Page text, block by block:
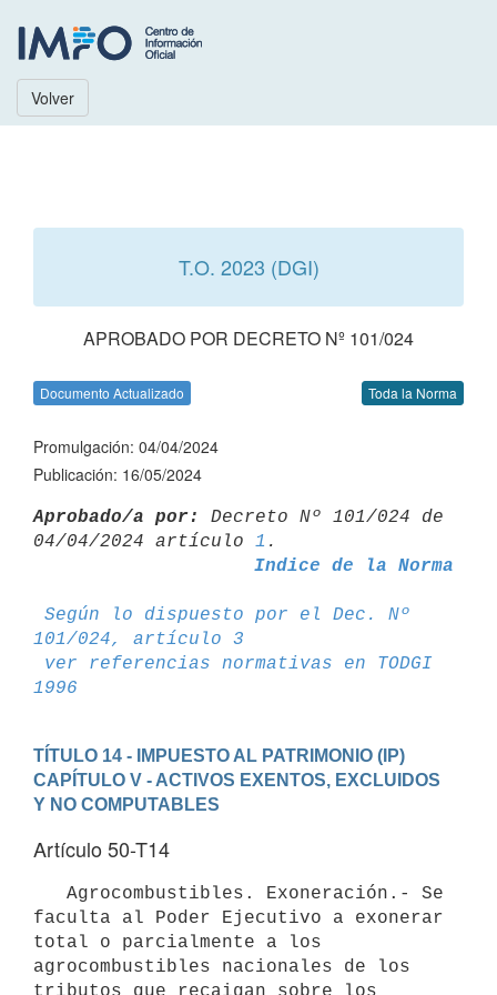
Volver
T.O. 2023 (DGI)
APROBADO POR DECRETO Nº 101/024
Documento Actualizado Toda la Norma
Promulgación: 04/04/2024
Publicación: 16/05/2024
Aprobado/a por:
Decreto Nº 101/024 de
04/04/2024 artículo 1
Indice de la Norma
Según lo dispuesto por el Dec. Nº
101/024, artículo 3
ver referencias normativas en TODGI
1996
TÍTULO 14 - IMPUESTO AL PATRIMONIO (IP)
CAPÍTULO V - ACTIVOS EXENTOS, EXCLUIDOS
Y NO COMPUTABLES
Artículo 50-T14
faculta al Poder Ejecutivo a exonerar
total o parcialmente a los
agrocombustibles nacionales de los